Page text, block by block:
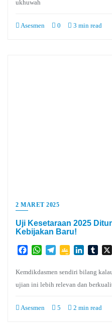
ukhuwah
Asesmen 0 3 min read
2 MARET 2025
Uji Kesetaraan 2025
Kebijakan Baru!
FacebookWhatsApp
TelegramGoogleLinkedIn
Kemdikdasmen sendiri bilang
ujian ini lebih relevan dan
Asesmen 5 2 min read